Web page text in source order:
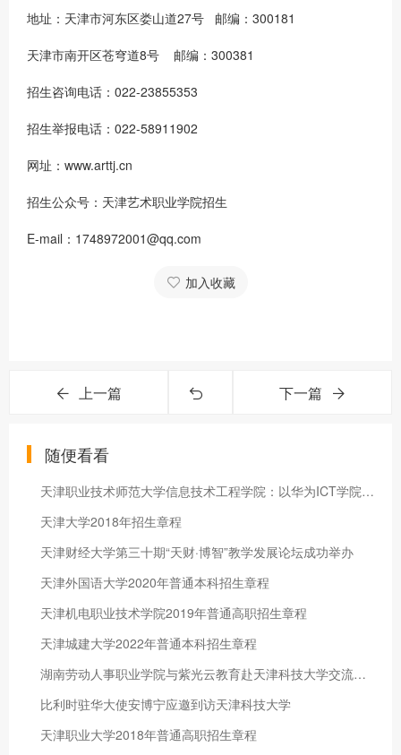
地址：天津市河东区娄山道27号 邮编：300181
天津市南开区苍穹道8号 邮编：300381
招生咨询电话：022-23855353
招生举报电话：022-58911902
网址：www.arttj.cn
招生公众号：天津艺术职业学院招生
E-mail：1748972001@qq.com
加入收藏
上一篇 下一篇
随便看看
天津职业技术师范大学信息技术工程学院：以华为ICT学院为载体树立产教融合新典范
天津大学2018年招生章程
天津财经大学第三十期“天财·博智”教学发展论坛成功举办
天津外国语大学2020年普通本科招生章程
天津机电职业技术学院2019年普通高职招生章程
天津城建大学2022年普通本科招生章程
湖南劳动人事职业学院与紫光云教育赴天津科技大学交流学习
比利时驻华大使安博宁应邀到访天津科技大学
天津职业大学2018年普通高职招生章程